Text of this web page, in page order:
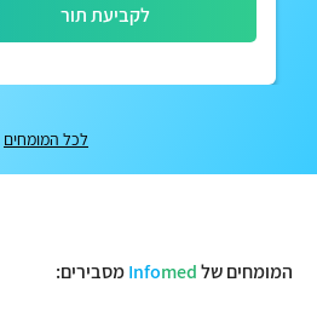
לקביעת תור
לכל המומחים
המומחים של Infomed מסבירים: